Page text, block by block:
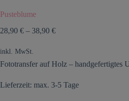
Pusteblume
28,90 € – 38,90 €
inkl. MwSt.
Fototransfer auf Holz – handgefertigtes
Lieferzeit: max. 3-5 Tage